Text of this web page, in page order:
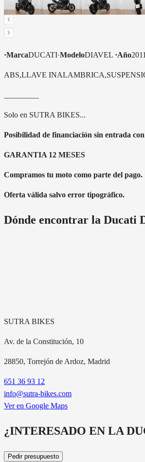
·MarcaDUCATI·ModeloDIAVEL ·Año
ABS,LLAVE
Solo en SUTRA BIKES...
Posibilidad de financiación sin entrada
GARANTIA 12 MESES
Compramos tu moto como parte del pago.
Oferta válida salvo error tipográfico.
Dónde encontrar la Ducati
SUTRA BIKES
Av. de la Constitución, 10
28850, Torrejón de Ardoz, Madrid
651 36 93 12
info@sutra-bikes.com
Ver en Google Maps
¿INTERESADO EN LA
Pedir presupuesto